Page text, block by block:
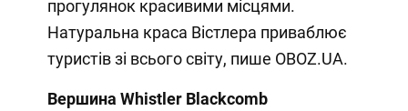
прогулянок красивими місцями.
Натуральна краса Вістлера приваблює
туристів зі всього світу, пише OBOZ.UA.
Вершина Whistler Blackcomb